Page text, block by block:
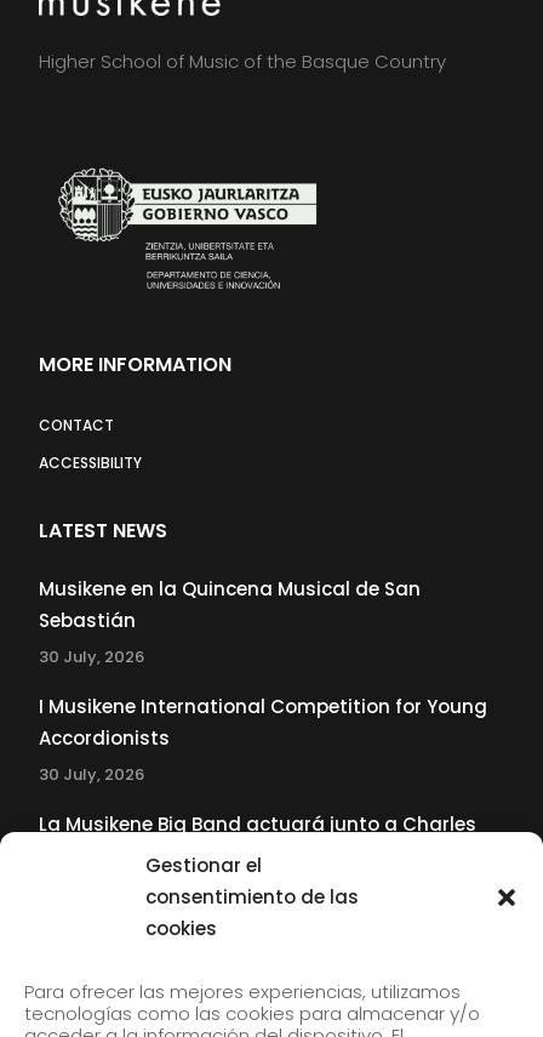
Gestionar el
consentimiento de las
cookies
Para ofrecer las mejores experiencias, utilizamos
tecnologías como las cookies para almacenar y/o
Higher School of Music of the Basque Country
MORE INFORMATION
CONTACT
ACCESSIBILITY
LATEST NEWS
Musikene en la Quincena Musical de San
Sebastián
30 July, 2026
I Musikene International Competition for Young
Accordionists
30 July, 2026
La Musikene Big Band actuará junto a Charles
Tolliver en el 61 Jazzaldia